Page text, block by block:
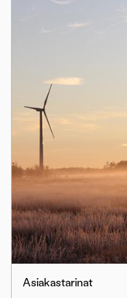
Asiakastarinat